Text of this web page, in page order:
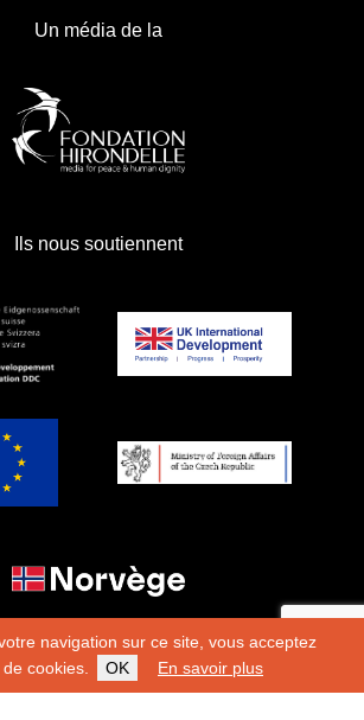
navigation sur ce site, vous acceptez
cookies.
OK En savoir plus
Un média de la
Ils nous soutiennent